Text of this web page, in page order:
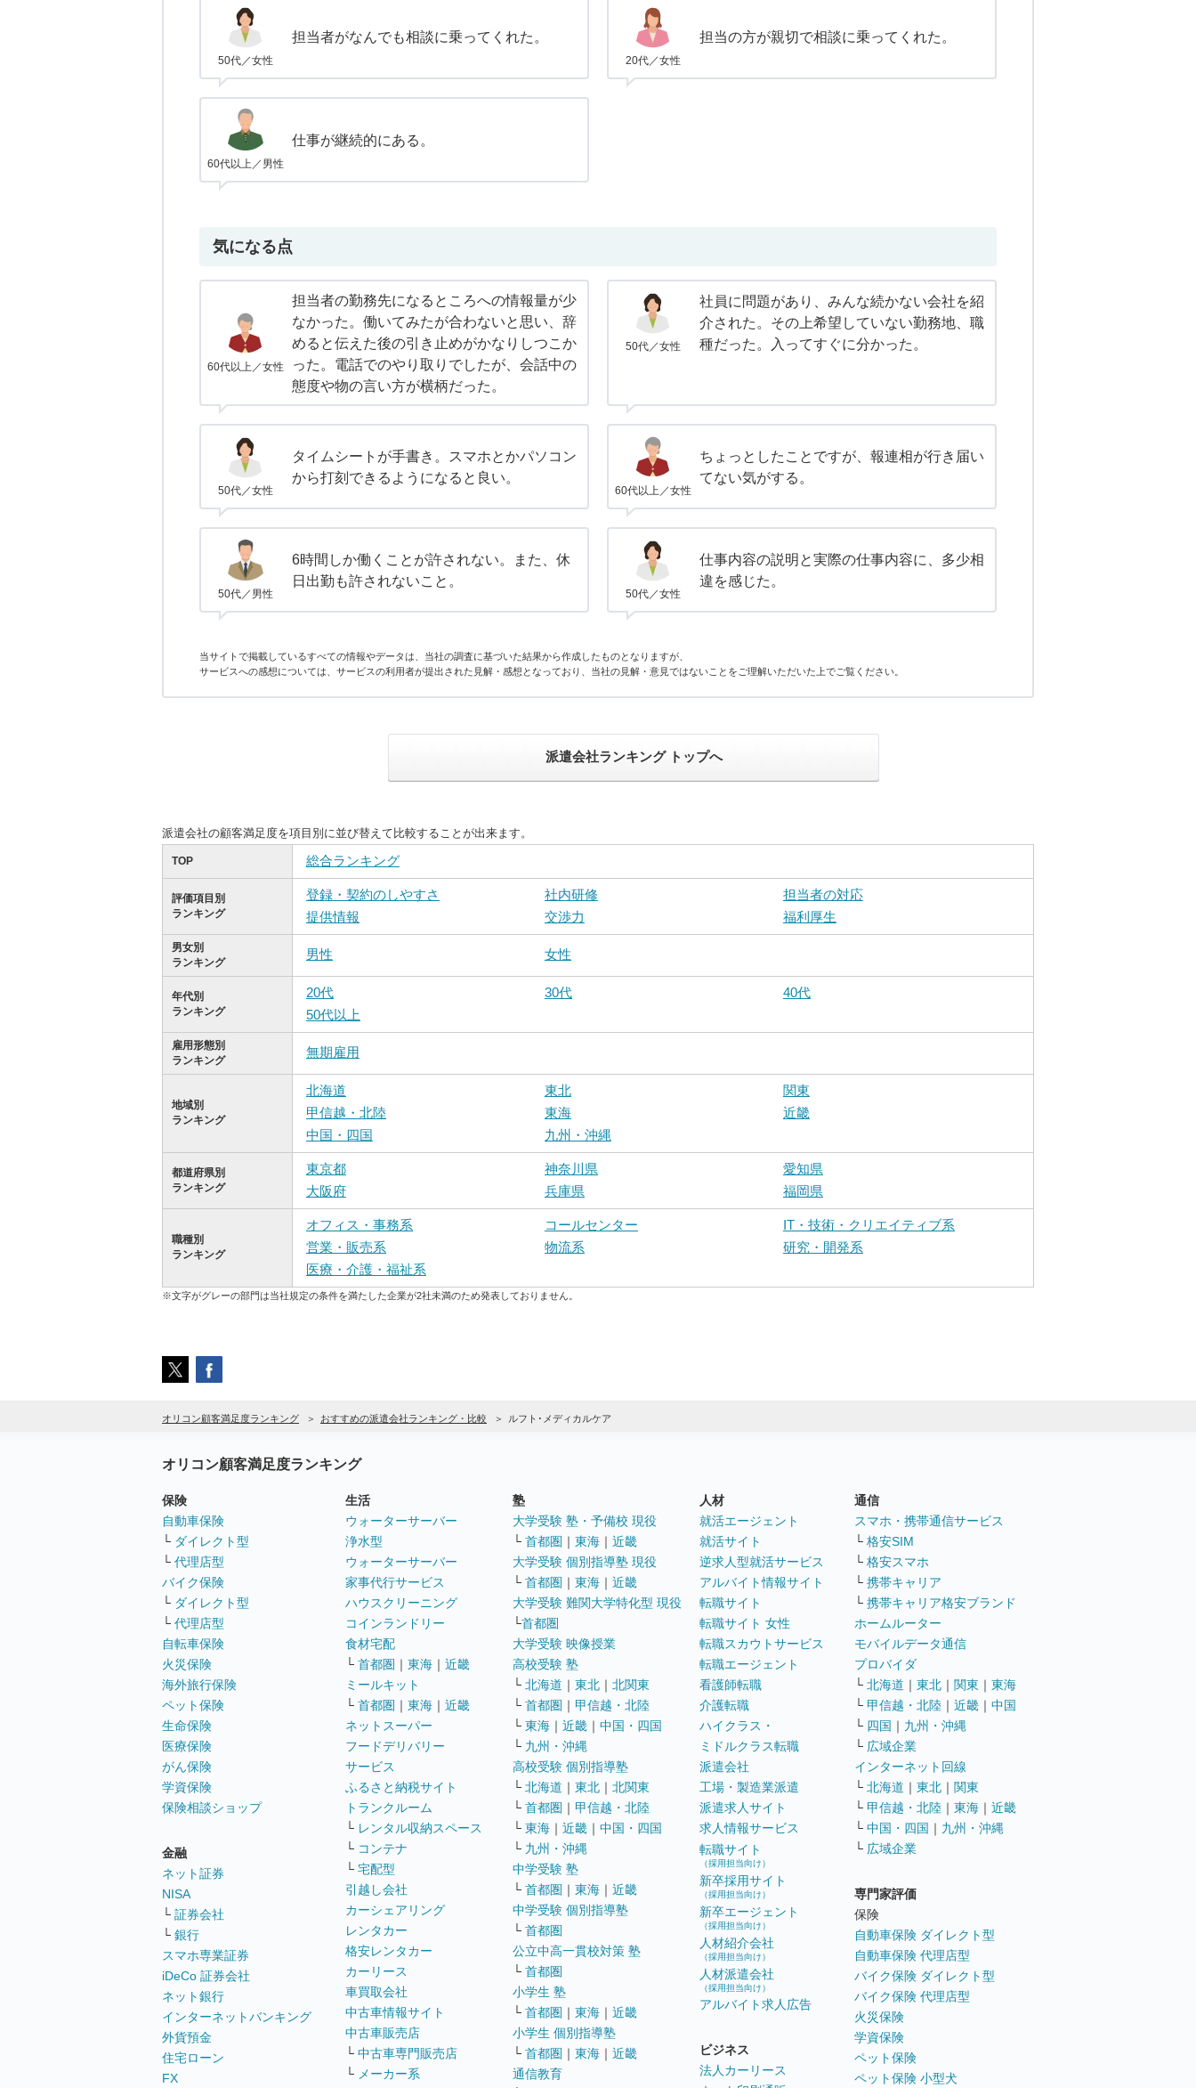
50代／女性
担当者がなんでも相談に乗ってくれた。
20代／女性
担当の方が親切で相談に乗ってくれた。
60代以上／男性
仕事が継続的にある。
気になる点
60代以上／女性
担当者の勤務先になるところへの情報量が少
なかった。働いてみたが合わないと思い、辞
めると伝えた後の引き止めがかなりしつこか
った。電話でのやり取りでしたが、会話中の
態度や物の言い方が横柄だった。
50代／女性
社員に問題があり、みんな続かない会社を紹
介された。その上希望していない勤務地、職
種だった。入ってすぐに分かった。
50代／女性
タイムシートが手書き。スマホとかパソコン
から打刻できるようになると良い。
60代以上／女性
ちょっとしたことですが、報連相が行き届い
てない気がする。
50代／男性
6時間しか働くことが許されない。また、休
日出勤も許されないこと。
50代／女性
仕事内容の説明と実際の仕事内容に、多少相
違を感じた。
当サイトで掲載しているすべての情報やデータは、当社の調査に基づいた結果から作成したものとなりますが、
サービスへの感想については、サービスの利用者が提出された見解・感想となっており、当社の見解・意見ではないことをご理解いただいた上でご覧ください。
派遣会社ランキング トップへ
派遣会社の顧客満足度を項目別に並び替えて比較することが出来ます。
TOP 総合ランキング
評価項目別
ランキング
登録・契約のしやすさ 社内研修
担当者の対応
提供情報
交渉力 福利厚生
男女別
ランキング
男性 女性
年代別
ランキング
20代 30代
40代
50代以上
雇用形態別
ランキング
無期雇用
地域別
ランキング
北海道 東北
関東
甲信越・北陸
東海
近畿
中国・四国
九州・沖縄
都道府県別
ランキング
東京都 神奈川県
愛知県
大阪府
兵庫県 福岡県
職種別
ランキング
オフィス・事務系 コールセンター
IT・技術・クリエイティブ系
営業・販売系
物流系
研究・開発系
医療・介護・福祉系
※文字がグレーの部門は当社規定の条件を満たした企業が2社未満のため発表しておりません。
オリコン顧客満足度ランキング おすすめの派遣会社ランキング・比較 ルフト･メディカルケア
オリコン顧客満足度ランキング
保険
自動車保険
└ ダイレクト型
└ 代理店型
バイク保険
└ ダイレクト型
└ 代理店型
自転車保険
火災保険
海外旅行保険
ペット保険
生命保険
医療保険
がん保険
学資保険
保険相談ショップ
金融
ネット証券
NISA
└ 証券会社
└ 銀行
スマホ専業証券
iDeCo 証券会社
ネット銀行
インターネットバンキング
外貨預金
住宅ローン
FX
生活
ウォーターサーバー
浄水型
ウォーターサーバー
家事代行サービス
ハウスクリーニング
コインランドリー
食材宅配
└ 首都圏 ｜ 東海 ｜ 近畿
ミールキット
└ 首都圏 ｜ 東海 ｜ 近畿
ネットスーパー
フードデリバリー
サービス
ふるさと納税サイト
トランクルーム
└ レンタル収納スペース
└ コンテナ
└ 宅配型
引越し会社
カーシェアリング
レンタカー
格安レンタカー
カーリース
車買取会社
中古車情報サイト
中古車販売店
└ 中古車専門販売店
└ メーカー系
塾
大学受験 塾・予備校 現役
└ 首都圏 ｜ 東海 ｜ 近畿
大学受験 個別指導塾 現役
└ 首都圏 ｜ 東海 ｜ 近畿
大学受験 難関大学特化型 現役
└首都圏
大学受験 映像授業
高校受験 塾
└ 北海道 ｜ 東北 ｜ 北関東
└ 首都圏 ｜ 甲信越・北陸
└ 東海 ｜ 近畿 ｜ 中国・四国
└ 九州・沖縄
高校受験 個別指導塾
└ 北海道 ｜ 東北 ｜ 北関東
└ 首都圏 ｜ 甲信越・北陸
└ 東海 ｜ 近畿 ｜ 中国・四国
└ 九州・沖縄
中学受験 塾
└ 首都圏 ｜ 東海 ｜ 近畿
中学受験 個別指導塾
└ 首都圏
公立中高一貫校対策 塾
└ 首都圏
小学生 塾
└ 首都圏 ｜ 東海 ｜ 近畿
小学生 個別指導塾
└ 首都圏 ｜ 東海 ｜ 近畿
通信教育
人材
就活エージェント
就活サイト
逆求人型就活サービス
アルバイト情報サイト
転職サイト
転職サイト 女性
転職スカウトサービス
転職エージェント
看護師転職
介護転職
ハイクラス・
ミドルクラス転職
派遣会社
工場・製造業派遣
派遣求人サイト
求人情報サービス
転職サイト
（採用担当向け）
新卒採用サイト
（採用担当向け）
新卒エージェント
（採用担当向け）
人材紹介会社
（採用担当向け）
人材派遣会社
（採用担当向け）
アルバイト求人広告
ビジネス
法人カーリース
通信
スマホ・携帯通信サービス
└ 格安SIM
└ 格安スマホ
└ 携帯キャリア
└ 携帯キャリア格安ブランド
ホームルーター
モバイルデータ通信
プロバイダ
└ 北海道 ｜ 東北 ｜ 関東 ｜ 東海
└ 甲信越・北陸 ｜ 近畿 ｜ 中国
└ 四国 ｜ 九州・沖縄
└ 広域企業
インターネット回線
└ 北海道 ｜ 東北 ｜ 関東
└ 甲信越・北陸 ｜ 東海 ｜ 近畿
└ 中国・四国 ｜ 九州・沖縄
└ 広域企業
専門家評価
保険
自動車保険 ダイレクト型
自動車保険 代理店型
バイク保険 ダイレクト型
バイク保険 代理店型
火災保険
学資保険
ペット保険
ペット保険 小型犬